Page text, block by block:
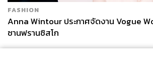
FASHION
Anna Wintour ประกาศจัดงาน Vogue
ซานฟรานซิสโก